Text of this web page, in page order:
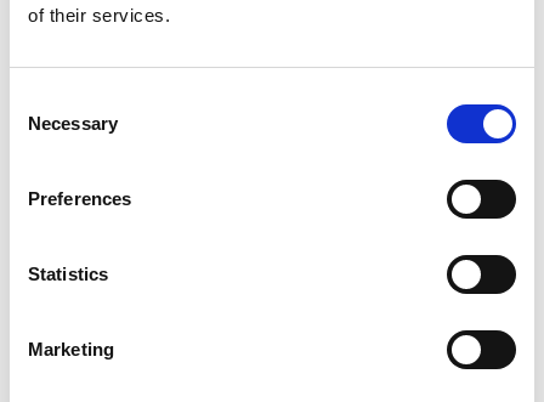
of their services.
Selection
Necessary
Preferences
Statistics
Marketing
määrästä. Hoidamme puolestasi Outlook-sähköpostiin
järjestelmän käyttöönoton, tietoturvan,
roskapostisuodatuksen ja asennukset eri laitteille.
Lisäksi asennamme myös Linux-pohjaisia
kokouksia tai tarvitse edellä mainittuja muita Microsoft
365 -palveluita, suosittelemme edullisempaa